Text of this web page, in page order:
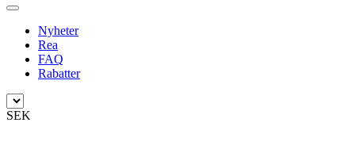
Nyheter
Rea
FAQ
Rabatter
SEK